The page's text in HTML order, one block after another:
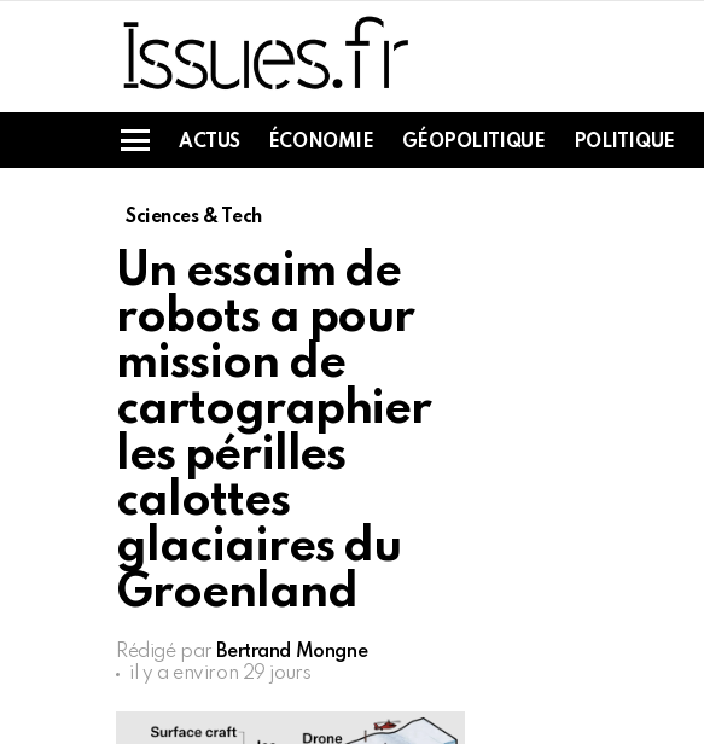
Menu
ACTUS ÉCONOMIE GÉOPOLITIQUE POLITIQUE
Sciences & Tech
Un essaim de
robots a pour
mission de
cartographier
les périlles
calottes
glaciaires du
Groenland
Rédigé par Bertrand Mongne
il y a environ 29 jours